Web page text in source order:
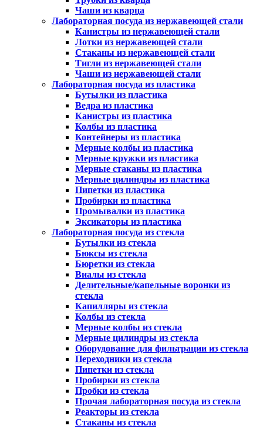
Чаши из кварца
Лабораторная посуда из нержавеющей стали
Канистры из нержавеющей стали
Лотки из нержавеющей стали
Стаканы из нержавеющей стали
Тигли из нержавеющей стали
Чаши из нержавеющей стали
Лабораторная посуда из пластика
Бутылки из пластика
Ведра из пластика
Канистры из пластика
Колбы из пластика
Контейнеры из пластика
Мерные колбы из пластика
Мерные кружки из пластика
Мерные стаканы из пластика
Мерные цилиндры из пластика
Пипетки из пластика
Пробирки из пластика
Промывалки из пластика
Эксикаторы из пластика
Лабораторная посуда из стекла
Бутылки из стекла
Бюксы из стекла
Бюретки из стекла
Виалы из стекла
Делительные/капельные воронки из
стекла
Капилляры из стекла
Колбы из стекла
Мерные колбы из стекла
Мерные цилиндры из стекла
Оборудование для фильтрации из стекла
Переходники из стекла
Пипетки из стекла
Пробирки из стекла
Пробки из стекла
Прочая лабораторная посуда из стекла
Реакторы из стекла
Стаканы из стекла